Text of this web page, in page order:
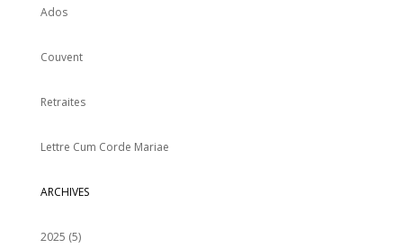
Ados
Couvent
Retraites
Lettre Cum Corde Mariae
ARCHIVES
2025 (5)